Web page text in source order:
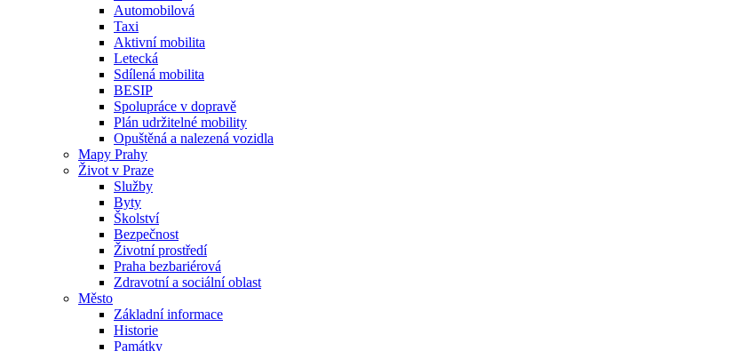
Automobilová
Taxi
Aktivní mobilita
Letecká
Sdílená mobilita
BESIP
Spolupráce v dopravě
Plán udržitelné mobility
Opuštěná a nalezená vozidla
Mapy Prahy
Život v Praze
Služby
Byty
Školství
Bezpečnost
Životní prostředí
Praha bezbariérová
Zdravotní a sociální oblast
Město
Základní informace
Historie
Památky